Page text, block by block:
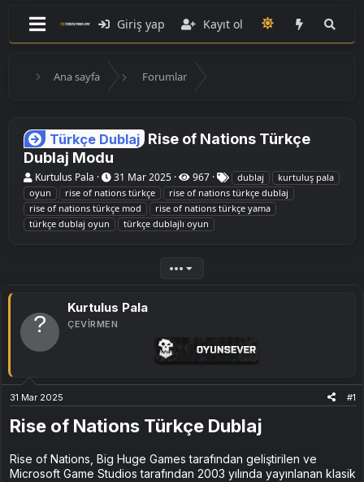
Giriş yap Kayıt ol
Ana sayfa Forumlar
Türkçe Dublaj Rise of Nations Türkçe
Dublaj Modu
K
o
n
u
y
t
a
n
Kurtulus Pala
B
a
ş
l
r
i
31 Mar 2025 967
E
t
i
k
dublaj
kurtuluş pala
oyun
rise of nations türkçe
rise of nations türkçe dublaj
rise of nations türkçe mod
rise of nations türkçe yama
türkçe dublaj oyun
türkçe dublajlı oyun
•••
Kurtulus Pala
ÇEVIRMEN
31 Mar 2025 #1
Rise of Nations Türkçe Dublaj
Rise of Nations, Big Huge Games tarafından geliştirilen ve
Microsoft Game Studios tarafından 2003 yılında yayınlanan klasik